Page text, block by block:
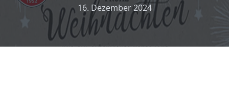
16. Dezember 2024